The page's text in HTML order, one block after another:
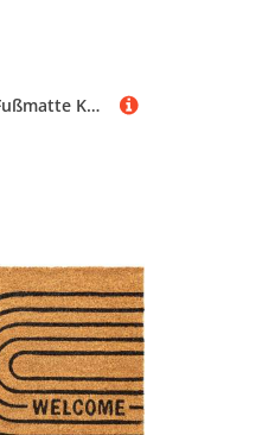
ASTRA-Kollektion Fußmatte Kokos-Drahtgitter Coco Brush 40 cm x 60 cm